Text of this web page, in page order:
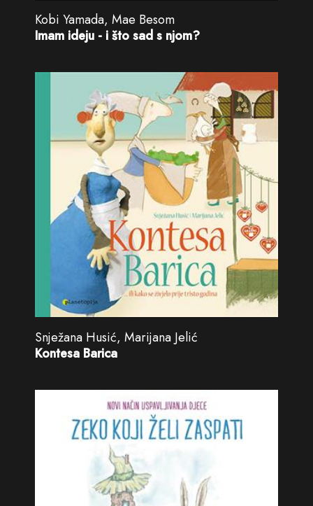
Kobi Yamada, Mae Besom
Imam ideju - i što sad s njom?
Snježana Husić, Marijana Jelić
Kontesa Barica